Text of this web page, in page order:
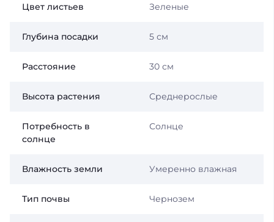
Цвет листьев Зеленые
Глубина посадки 5 см
Расстояние 30 см
Высота растения Среднерослые
Потребность в
солнце
Солнце
Влажность земли Умеренно влажная
Тип почвы Чернозем